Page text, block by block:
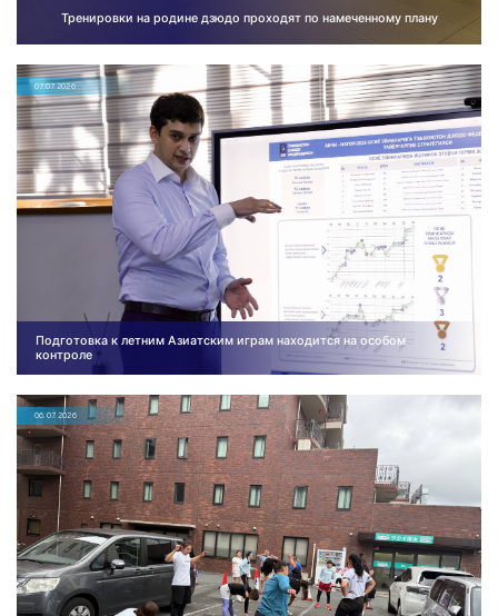
Тренировки на родине дзюдо проходят по намеченному плану
07.07.2026
Подготовка к летним Азиатским играм находится на особом
контроле
06.07.2026